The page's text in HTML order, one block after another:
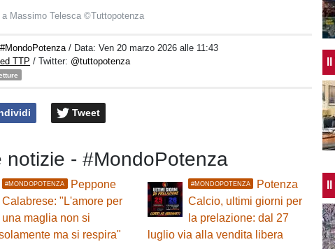
a Massimo Telesca ©Tuttopotenza
#MondoPotenza / Data:Ven 20 marzo 2026 alle 11:43
TTP / Twitter: @tuttopotenza
Tweet
notizie - #MondoPotenza
#MONDOPOTENZA
Peppone
Calabrese: "L'amore per
una maglia non si
ma si respira"
#MONDOPOTENZA
Potenza
Calcio, ultimi giorni per
la prelazione: dal 27
luglio via alla vendita libera